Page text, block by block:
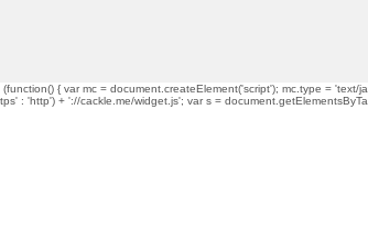
{ var mc = document.createElement('script'); mc.type = 'text/
: 'http') + '://cackle.me/widget.js'; var s =